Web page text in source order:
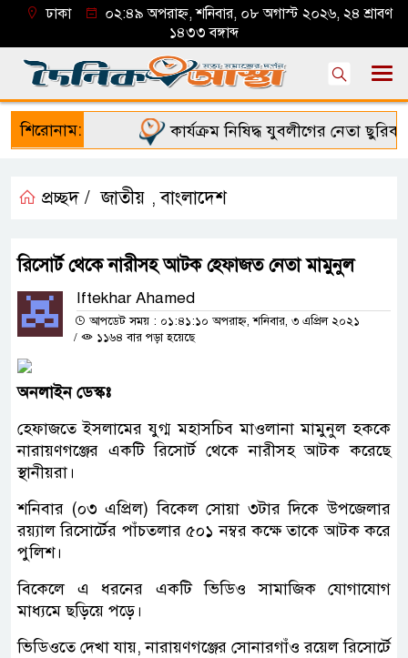
ঢাকা
০২:৪৯ অপরাহ্ন, শনিবার, ০৮ অগাস্ট ২০২৬, ২৪ শ্রাবণ
১৪৩৩ বঙ্গাব্দ
শিরোনাম: কার্যক্রম নিষিদ্ধ যুবলীগের নেতা
প্রচ্ছদ / জাতীয় ,বাংলাদেশ
রিসোর্ট থেকে নারীসহ আটক হেফাজত নেতা মামুনুল
Iftekhar Ahamed
আপডেট সময় : ০১:৪১:১০ অপরাহ্ন, শনিবার, ৩ এপ্রিল ২০২১
/
১১৬৪ বার পড়া হয়েছে
অনলাইন ডেস্কঃ
হেফাজতে ইসলামের যুগ্ম মহাসচিব মাওলানা মামুনুল হককে
নারায়ণগঞ্জের একটি রিসোর্ট থেকে নারীসহ আটক করেছে
স্থানীয়রা।
শনিবার (০৩ এপ্রিল) বিকেল সোয়া ৩টার দিকে উপজেলার
রয়্যাল রিসোর্টের পাঁচতলার ৫০১ নম্বর কক্ষে তাকে আটক করে
পুলিশ।
বিকেলে এ ধরনের একটি ভিডিও সামাজিক যোগাযোগ
মাধ্যমে ছড়িয়ে পড়ে।
ভিডিওতে দেখা যায়, নারায়ণগঞ্জের সোনারগাঁও রয়েল রিসোর্টে